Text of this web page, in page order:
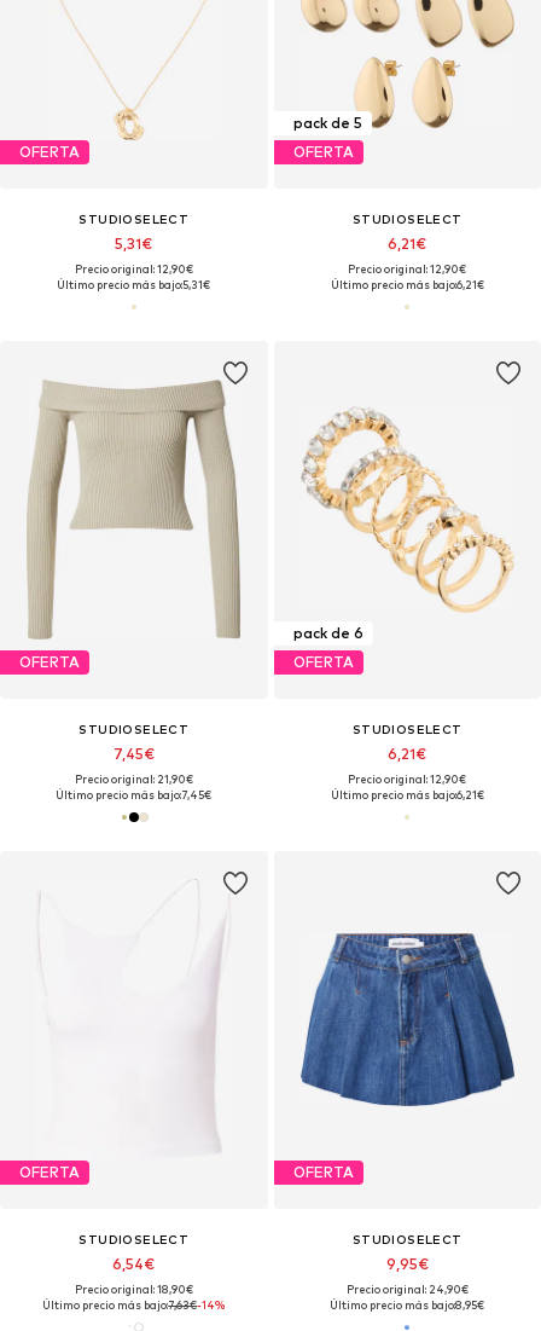
OFERTA
STUDIOSELECT
5,31€
Precio original: 12,90€
Último precio más bajo:5,31€
pack de 5
OFERTA
STUDIOSELECT
6,21€
Precio original: 12,90€
Último precio más bajo:6,21€
OFERTA
STUDIOSELECT
7,45€
Precio original: 21,90€
Último precio más bajo:7,45€
pack de 6
OFERTA
STUDIOSELECT
6,21€
Precio original: 12,90€
Último precio más bajo:6,21€
OFERTA
STUDIOSELECT
6,54€
Precio original: 18,90€
Último precio más bajo:7,63€-14%
OFERTA
STUDIOSELECT
9,95€
Precio original: 24,90€
Último precio más bajo:8,95€